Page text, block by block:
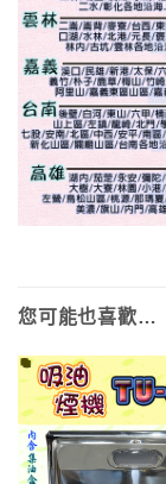
您可能也喜歡…